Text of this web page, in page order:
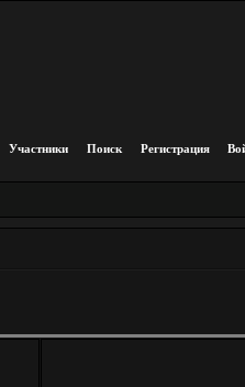
Участники Поиск Регистрация